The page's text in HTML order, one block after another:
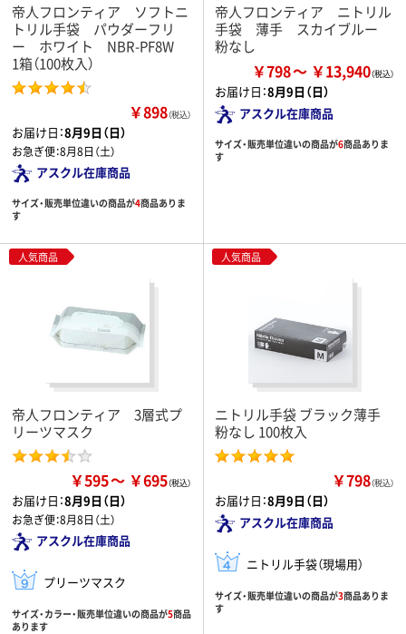
帝人フロンティア ソフトニ
トリル手袋 パウダーフリ
ー ホワイト NBR-PF8W
1箱（100枚入）
￥898（税込）
お届け日：8月9日（日）
お急ぎ便：8月8日（土）
アスクル在庫商品
サイズ・販売単位違いの商品が4商品ありま
す
帝人フロンティア ニトリル
手袋 薄手 スカイブルー
粉なし
￥798 ￥13,940
お届け日：8月9日（日）
アスクル在庫商品
サイズ・販売単位違いの商品が6商品ありま
す
人気商品
帝人フロンティア 3層式プ
リーツマスク
￥595 ￥695
お届け日：8月9日（日）
お急ぎ便：8月8日（土）
アスクル在庫商品
プリーツマスク
サイズ・カラー・販売単位違いの商品が5商品
あります
人気商品
ニトリル手袋 ブラック薄手
粉なし 100枚入
￥798（税込）
お届け日：8月9日（日）
アスクル在庫商品
ニトリル手袋（現場用）
サイズ・販売単位違いの商品が3商品ありま
す